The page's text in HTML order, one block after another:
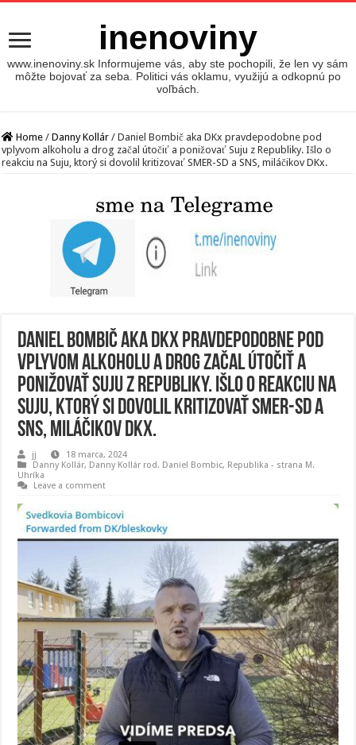
inenoviny
www.inenoviny.sk Informujeme vás, aby ste pochopili, že len vy sám
môžte bojovať za seba. Politici vás oklamu, využijú a odkopnú po
voľbách.
Home / Danny Kollár / Daniel Bombič aka DKx pravdepodobne pod
vplyvom alkoholu a drog začal útočiť a ponižovať Suju z Republiky. Išlo o
reakciu na Suju, ktorý si dovolil kritizovať SMER-SD a SNS, miláčikov DKx.
Daniel Bombič aka DKx pravdepodobne pod
vplyvom alkoholu a drog začal útočiť a
ponižovať Suju z Republiky. Išlo o reakciu na
Suju, ktorý si dovolil kritizovať SMER-SD a
SNS, miláčikov DKx.
jj
18 marca, 2024
Danny Kollár, Danny Kollár rod. Daniel Bombic, Republika - strana M.
Uhríka
Leave a comment